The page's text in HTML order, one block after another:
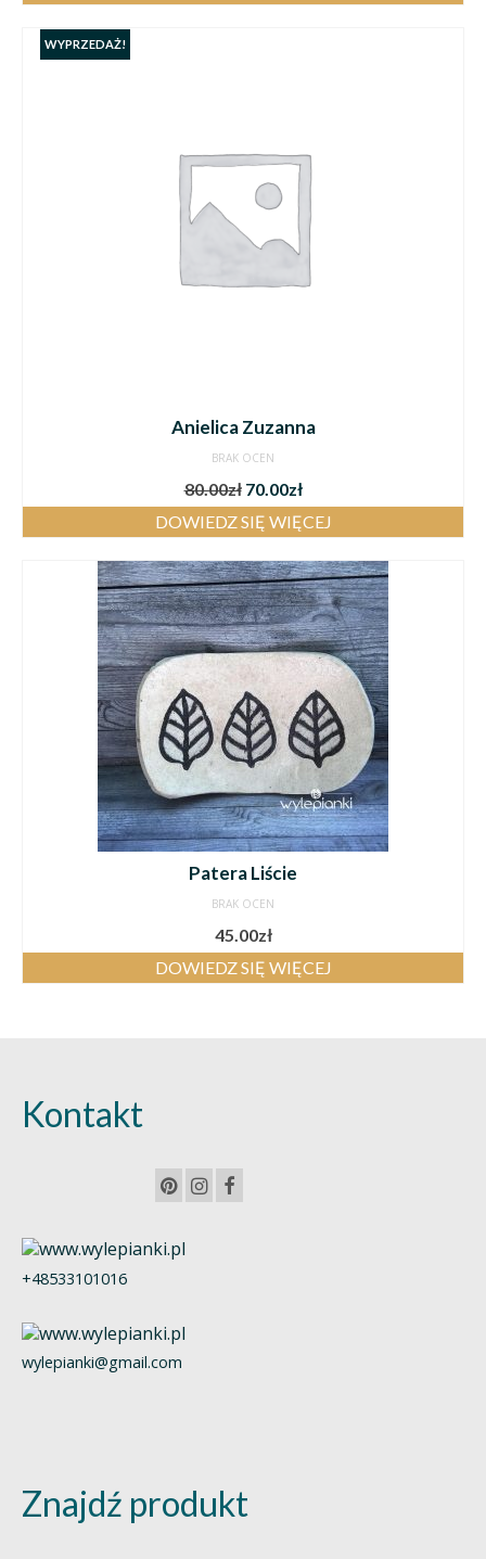
WYPRZEDAŻ!
Anielica Zuzanna
BRAK OCEN
80.00zł 70.00zł
DOWIEDZ SIĘ WIĘCEJ
Patera Liście
BRAK OCEN
45.00zł
DOWIEDZ SIĘ WIĘCEJ
Kontakt
+48533101016
wylepianki@gmail.com
Znajdź produkt